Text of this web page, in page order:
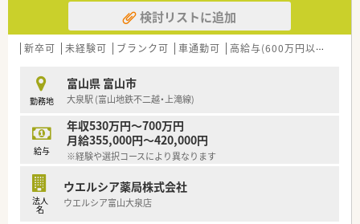
検討リストに追加
新卒可 未経験可 ブランク可 車通勤可 高給与(600万円以上)
勤務地
富山県 富山市
大泉駅 (富山地鉄不二越・上滝線)
給与
年収530万円～700万円
月給355,000円～420,000円
※経験や選択コースにより異なります
法人
名
ウエルシア薬局株式会社
ウエルシア富山大泉店